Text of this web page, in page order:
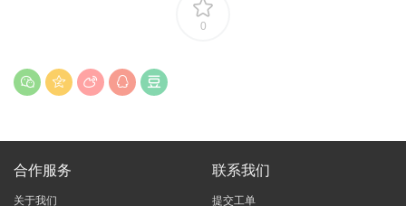
0
合作服务
关于我们
联系我们
提交工单